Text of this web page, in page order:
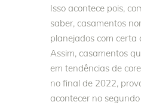
Isso acontece pois,
saber, casamentos
planejados com certa
Assim, casamentos
em tendências de
no final de 2022,
acontecer no